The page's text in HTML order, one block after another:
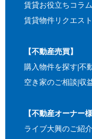
賃貸お役立ちコラム
賃貸物件リクエスト
【不動産売買】
購入物件を探す 不
空き家のご相談 収
【不動産オーナー様
ライブ大興のご紹介